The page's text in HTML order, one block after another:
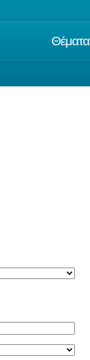
Θέματα